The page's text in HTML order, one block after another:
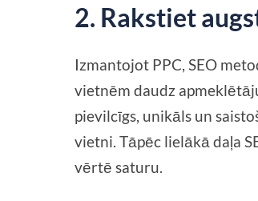
2. Rakstiet
Izmantojot PPC, SEO
vietnēm daudz
pievilcīgs, unikāls un
vietni. Tāpēc lielākā daļa
vērtē saturu.